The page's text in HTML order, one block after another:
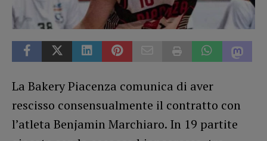
La Bakery Piacenza comunica di aver
rescisso consensualmente il contratto con
l’atleta Benjamin Marchiaro. In 19 partite